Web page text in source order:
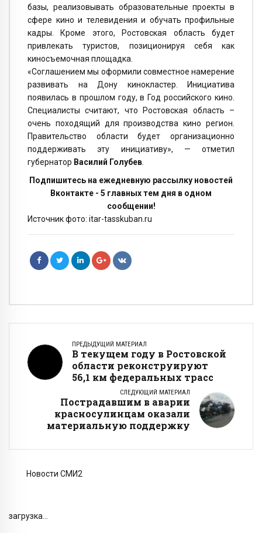
базы, реализовывать образовательные проекты в
сфере кино и телевидения и обучать профильные
кадры. Кроме этого, Ростовская область будет
привлекать туристов, позиционируя себя как
киносъемочная площадка.
«Соглашением мы оформили совместное намерение
развивать на Дону кинокластер. Инициатива
появилась в прошлом году, в Год российского кино.
Специалисты считают, что Ростовская область –
очень походящий для производства кино регион.
Правительство области будет организационно
поддерживать эту инициативу», — отметил
губернатор Василий Голубев.
Подпишитесь на ежедневную рассылку новостей
Вконтакте - 5 главных тем дня в одном
сообщении!
Источник фото: itar-tasskuban.ru
ПРЕДЫДУЩИЙ МАТЕРИАЛ
В текущем году в Ростовской
области реконструируют
56,1 км федеральных трасс
СЛЕДУЮЩИЙ МАТЕРИАЛ
Пострадавшим в аварии
красносулинцам оказали
материальную поддержку
Новости СМИ2
загрузка...